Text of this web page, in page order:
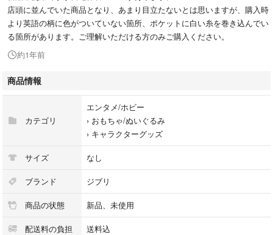
店頭に並んでいた商品となり、あまり目立たないとは思いますが、購入時
より英語の柄に色がついていない箇所、ポケットに白い糸を巻き込んでい
る箇所があります。ご理解いただける方のみご購入ください。
約1年前
商品情報
カテゴリ
エンタメ/ホビー
› おもちゃ/ぬいぐるみ
› キャラクターグッズ
サイズ なし
ブランド ジブリ
商品の状態 新品、未使用
配送料の負担 送料込